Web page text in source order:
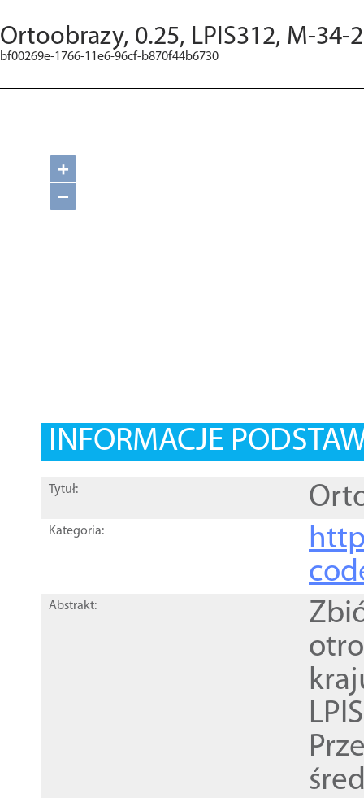
Ortoobrazy, 0.25, LPIS312, M-34-
bf00269e-1766-11e6-96cf-b870f44b6730
+
−
INFORMACJE
Tytuł:
Kategoria:
Abstrakt: